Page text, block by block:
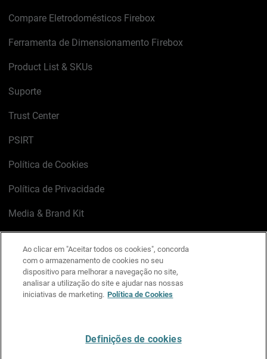
Compare Eletrodomésticos Firebox
Ferramenta de Dimensionamento Firebox
Product List & SKUs
Suporte
Trust Center
PSIRT
Política de Cookies
Política de Privacidade
Media & Brand Kit
LinkedIn
X FacebookInstagram
YouTube
Ao clicar em "Aceitar todos os cookies", concorda
com o armazenamento de cookies no seu
dispositivo para melhorar a navegação no site,
analisar a utilização do site e ajudar nas nossas
iniciativas de marketing. Política de Cookies
Definições de cookies